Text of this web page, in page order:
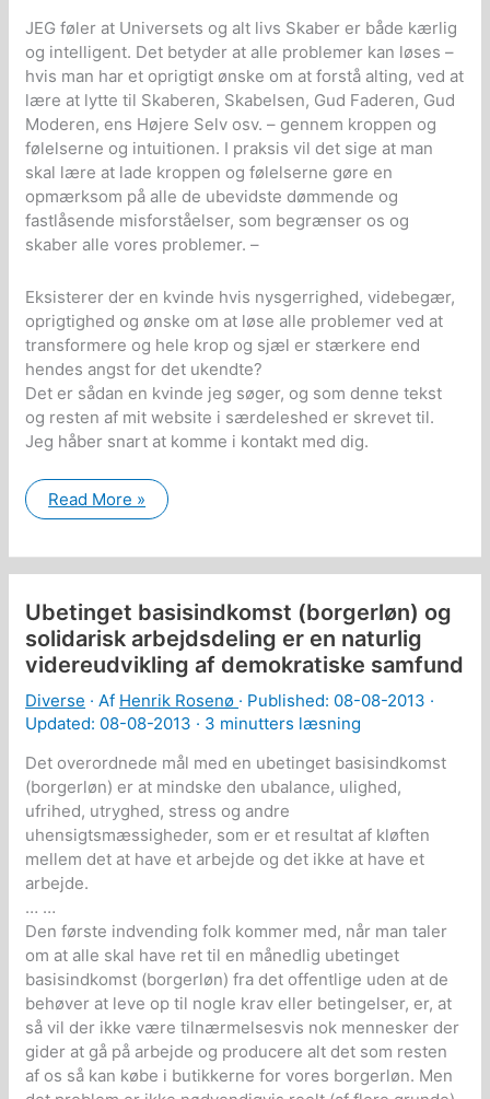
JEG føler at Universets og alt livs Skaber er både kærlig
og intelligent. Det betyder at alle problemer kan løses –
hvis man har et oprigtigt ønske om at forstå alting, ved at
lære at lytte til Skaberen, Skabelsen, Gud Faderen, Gud
Moderen, ens Højere Selv osv. – gennem kroppen og
følelserne og intuitionen. I praksis vil det sige at man
skal lære at lade kroppen og følelserne gøre en
opmærksom på alle de ubevidste dømmende og
fastlåsende misforståelser, som begrænser os og
skaber alle vores problemer. –
Eksisterer der en kvinde hvis nysgerrighed, videbegær,
oprigtighed og ønske om at løse alle problemer ved at
transformere og hele krop og sjæl er stærkere end
hendes angst for det ukendte?
Det er sådan en kvinde jeg søger, og som denne tekst
og resten af mit website i særdeleshed er skrevet til.
Jeg håber snart at komme i kontakt med dig.
Ny
version:
beskrivelse
af
selv:
Read More »
Ubetinget basisindkomst (borgerløn) og
solidarisk arbejdsdeling er en naturlig
videreudvikling af demokratiske samfund
Diverse · Af Henrik Rosenø · Published: 08-08-2013 ·
Updated: 08-08-2013 · 3 minutters læsning
Det overordnede mål med en ubetinget basisindkomst
(borgerløn) er at mindske den ubalance, ulighed,
ufrihed, utryghed, stress og andre
uhensigtsmæssigheder, som er et resultat af kløften
mellem det at have et arbejde og det ikke at have et
arbejde.
… …
Den første indvending folk kommer med, når man taler
om at alle skal have ret til en månedlig ubetinget
basisindkomst (borgerløn) fra det offentlige uden at de
behøver at leve op til nogle krav eller betingelser, er, at
så vil der ikke være tilnærmelsesvis nok mennesker der
gider at gå på arbejde og producere alt det som resten
af os så kan købe i butikkerne for vores borgerløn. Men